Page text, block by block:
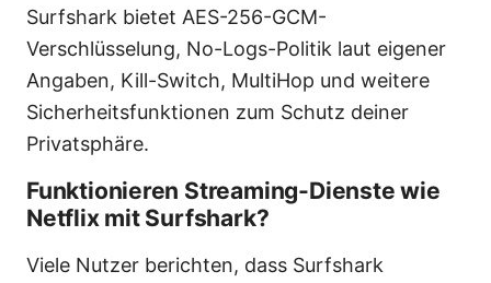
Surfshark bietet AES-256-GCM-
Verschlüsselung, No-Logs-Politik laut eigener
Angaben, Kill-Switch, MultiHop und weitere
Sicherheitsfunktionen zum Schutz deiner
Privatsphäre.
Funktionieren Streaming-Dienste wie
Netflix mit Surfshark?
Viele Nutzer berichten, dass Surfshark